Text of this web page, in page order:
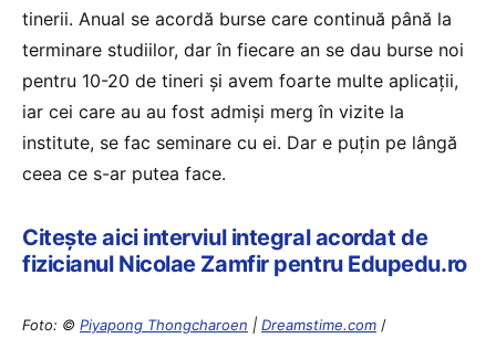
tinerii. Anual se acordă burse care continuă până la
terminare studiilor, dar în fiecare an se dau burse noi
pentru 10-20 de tineri și avem foarte multe aplicații,
iar cei care au au fost admiși merg în vizite la
institute, se fac seminare cu ei. Dar e puțin pe lângă
ceea ce s-ar putea face.
Citește aici interviul integral acordat de
fizicianul Nicolae Zamfir pentru Edupedu.ro
Foto: © Piyapong Thongcharoen | Dreamstime.com /